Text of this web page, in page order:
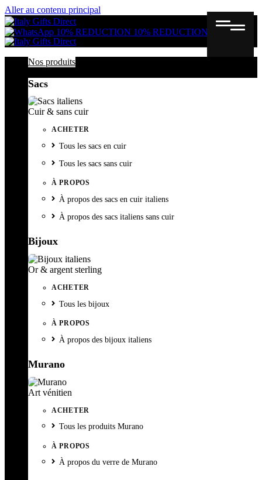
Aller au contenu principal
10% REDUCTION 10% REDUCTION
Nos produits
Sacs
Cuir & sans cuir
ACHETER
Tous les sacs en cuir
Tous les sacs sans cuir
À PROPOS
À propos des sacs en cuir italiens
À propos des sacs italiens sans cuir
Bijoux
Or & argent sterling
ACHETER
Tous les bijoux
À PROPOS
À propos des bijoux italiens
Murano
Art vénitien
ACHETER
Tous les produits Murano
À PROPOS
À propos du verre de Murano